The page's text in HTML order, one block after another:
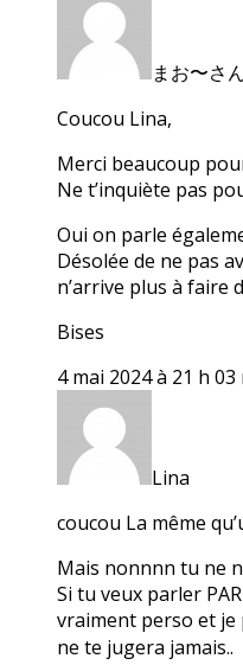
まお〜さ
Coucou Lina,
Merci beaucoup
Ne t’inquiète pas
Oui on parle
Désolée de ne pas
n’arrive plus à faire
Bises
4 mai 2024 à 21 h 03
Lina
coucou La même
Mais nonnnn tu ne
Si tu veux parler
vraiment perso et je
ne te jugera jamais..